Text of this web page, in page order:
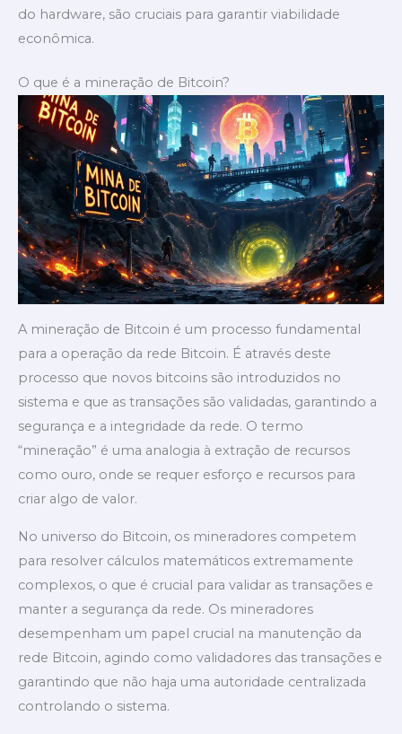
do hardware, são cruciais para garantir viabilidade
econômica.
O que é a mineração de Bitcoin?
A mineração de Bitcoin é um processo fundamental
para a operação da rede Bitcoin. É através deste
processo que novos bitcoins são introduzidos no
sistema e que as transações são validadas, garantindo a
segurança e a integridade da rede. O termo
“mineração” é uma analogia à extração de recursos
como ouro, onde se requer esforço e recursos para
criar algo de valor.
No universo do Bitcoin, os mineradores competem
para resolver cálculos matemáticos extremamente
complexos, o que é crucial para validar as transações e
manter a segurança da rede. Os mineradores
desempenham um papel crucial na manutenção da
rede Bitcoin, agindo como validadores das transações e
garantindo que não haja uma autoridade centralizada
controlando o sistema.